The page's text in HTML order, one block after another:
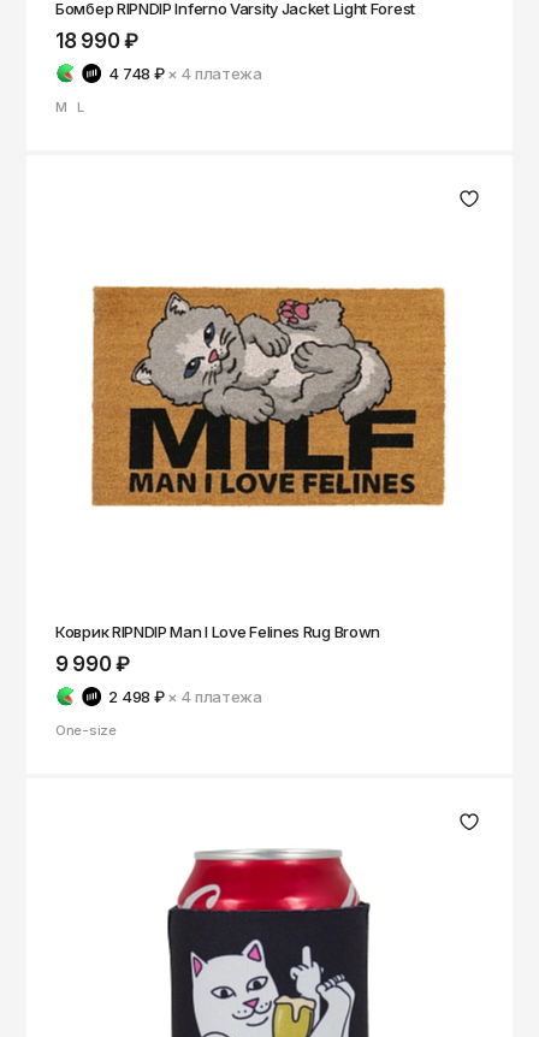
Бомбер RIPNDIP Inferno Varsity Jacket Light Forest
18 990 ₽
4 748 ₽ × 4платежа
M L
Коврик RIPNDIP Man I Love Felines Rug Brown
9 990 ₽
2 498 ₽ × 4платежа
One-size